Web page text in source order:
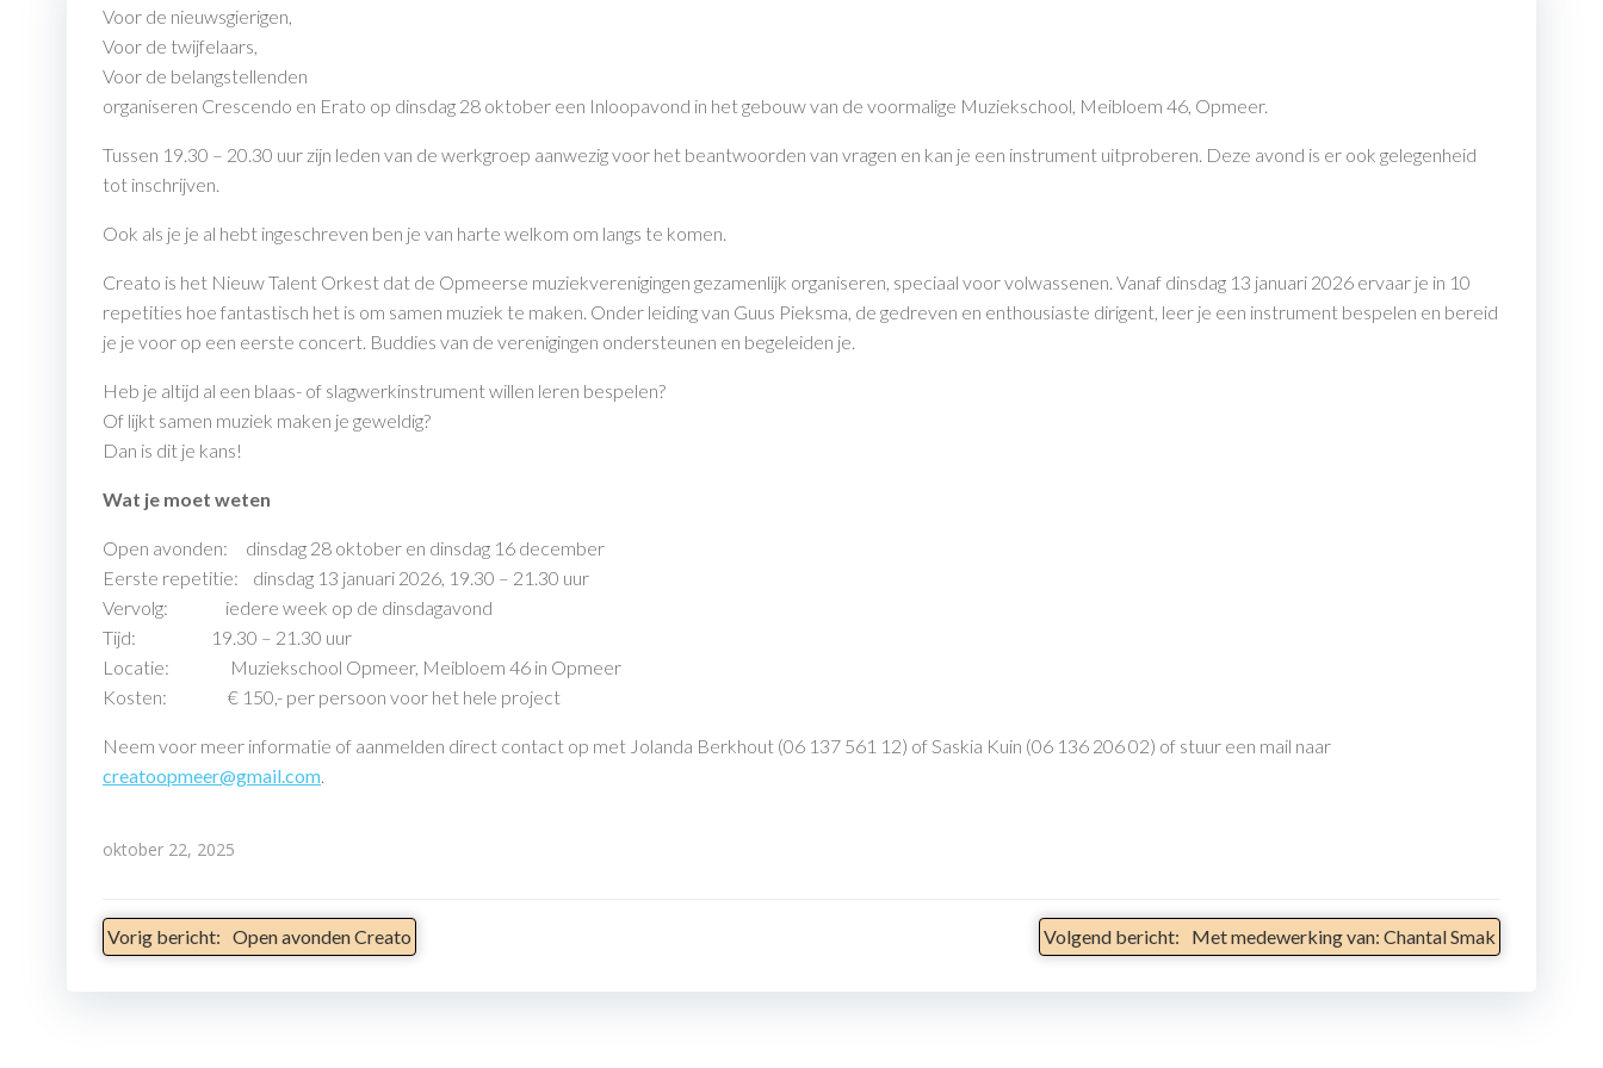
Voor de nieuwsgierigen,
Voor de twijfelaars,
Voor de belangstellenden
organiseren Crescendo en Erato op dinsdag 28 oktober een Inloopavond in het gebouw van de voormalige Muziekschool, Meibloem 46, Opmeer.
Tussen 19.30 – 20.30 uur zijn leden van de werkgroep aanwezig voor het beantwoorden van vragen en kan je een instrument uitproberen. Deze avond is er ook gelegenheid
tot inschrijven.
Ook als je je al hebt ingeschreven ben je van harte welkom om langs te komen.
Creato is het Nieuw Talent Orkest dat de Opmeerse muziekverenigingen gezamenlijk organiseren, speciaal voor volwassenen. Vanaf dinsdag 13 januari 2026 ervaar je in 10
repetities hoe fantastisch het is om samen muziek te maken. Onder leiding van Guus Pieksma, de gedreven en enthousiaste dirigent, leer je een instrument bespelen en bereid
je je voor op een eerste concert. Buddies van de verenigingen ondersteunen en begeleiden je.
Heb je altijd al een blaas- of slagwerkinstrument willen leren bespelen?
Of lijkt samen muziek maken je geweldig?
Dan is dit je kans!
Wat je moet weten
Open avonden: dinsdag 28 oktober en dinsdag 16 december
Eerste repetitie: dinsdag 13 januari 2026, 19.30 – 21.30 uur
Vervolg: iedere week op de dinsdagavond
Tijd: 19.30 – 21.30 uur
Locatie: Muziekschool Opmeer, Meibloem 46 in Opmeer
Kosten: € 150,- per persoon voor het hele project
Neem voor meer informatie of aanmelden direct contact op met Jolanda Berkhout (06 137 561 12) of Saskia Kuin (06 136 206 02) of stuur een mail naar
creatoopmeer@gmail.com.
oktober 22, 2025
Bericht
Navigatie
Vorig bericht: Open avonden Creato
Navigatie
Volgend bericht: Met medewerking van: Chantal Smak